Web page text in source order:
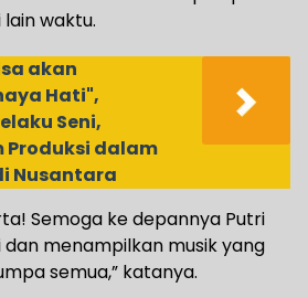
waktu.
akan
Hati",
Seni,
Produksi dalam
Nusantara
Semoga ke depannya Putri
menampilkan musik yang
semua,” katanya.